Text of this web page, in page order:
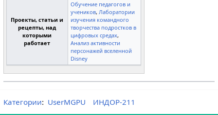
Проекты, статьи и
рецепты, над
которыми
работает
Обучение педагогов и
учеников,Лаборатории
изучения командного
творчества подростков в
цифровых средах,
Анализ активности
персонажей вселенной
Disney
Категории: UserMGPU ИНДОР-211